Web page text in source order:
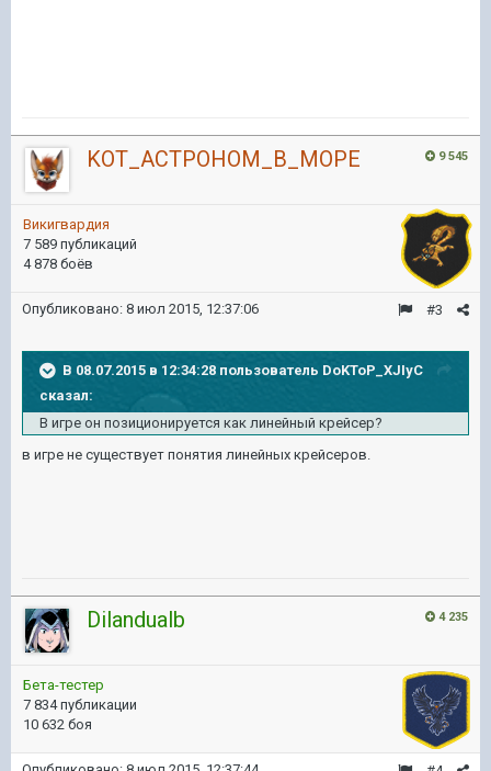
9 545
KOT_ACTPOHOM_B_MOPE
Викигвардия
7 589 публикаций
4 878 боёв
#3
Опубликовано: 8 июл 2015, 12:37:06
В 08.07.2015 в 12:34:28 пользователь DoKToP_XJIyC
сказал:
В игре он позиционируется как линейный крейсер?
в игре не существует понятия линейных крейсеров.
4 235
Dilandualb
Бета-тестер
7 834 публикации
10 632 боя